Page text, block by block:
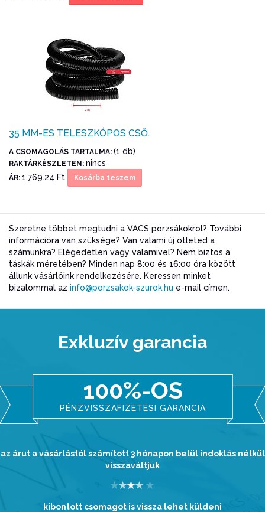
35 MM-ES TELESZKÓPOS CSŐ.
A CSOMAGOLÁS TARTALMA: (1 db)
RAKTÁRKÉSZLETEN: nincs
ÁR: 1,769.24 Ft Kosárba teszem
Szeretne többet megtudni a VACS porzsákokrol? További
információra van szüksége? Van valami új ötleted a
számunkra? Elégedetlen vagy valamivel? Nem biztos a
táskák méretében? Minden nap 8:00 és 16:00 óra között
állunk vásárlóink rendelkezésére. Keressen minket
bizalommal az info@porzsakok-szurok.hu e-mail címen.
Exkluzív garancia
100%-OS
PÉNZVISSZAFIZETÉSI GARANCIA
az árut a vásárlástól számított 3 hónapon belül indoklás nélkül
visszaváltjuk
kibontott csomagot is vissza lehet küldeni